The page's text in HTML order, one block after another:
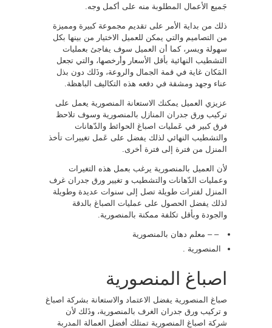
جَميع الأعمال المطلوبة منه على أكمل وجه.
ذلك من بداية الأمر على تقديم مجموعة كبيرة ومميزة
من التصاميم والتي يمكن للعميل الاختيار من بينها بكل
سهولة ويسر، كما أن العميل سوف يفاجئ بعمليات
التشطيب النهائية بأقل الأسعار وأرخصها، والتي تجعل
المَكان غاية في قمة الجمال والروعة، وذَلك دون بذل
عناء وجهد ومشقة في دفعه هذه التكاليف الباهظة.
عزيزي العميل يمكنك الاستعانة المنصورية يعمل على
تركيب ورق جدران المنازل بالمنصورية وسوف تلاحظ
فرق كبير في عَمليات اصباغ الحوائط والدّهانات
والتشطيب النهائي لذلك يفضل على عَمل تغييرات تأخذ
المنزل من فترة إلى فترة أخرى.
لأن العميل بالمنصورية يرغب بعمل هذه التغيرات
وعمليات الدّهانات والتشطيب و تغيير ورق جدران غرف
المنزل لفترات طويلة تصل إلى سنوات عديدة وطويلة
لذلك يفضل الحصول على عمليات الصباغ بالدقة
والجودة وبأقل تكلفة ممكنة بالمنصورية.
– – معلم دهان بالمنصورية
المنصورية .
اصباغ المنصورية
صباغ المنصورية يفضل الاعتماد والاستعانة بشركة اصباغ
و تركيب ورق جدران الغرف بالمنصورية، وذَلك لأن
شركة اصباغ المنصورية تمتلك أفضل العمالة المدربة